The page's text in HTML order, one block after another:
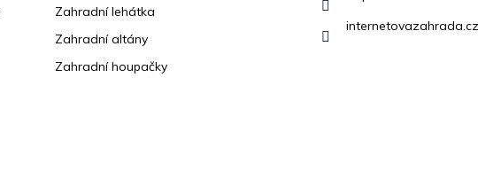
Zahradní lehátka
Zahradní altány
Zahradní houpačky